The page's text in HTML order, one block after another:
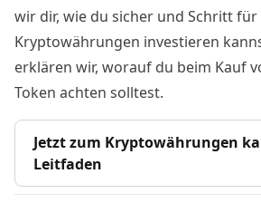
wir dir, wie du sicher und Schritt
Kryptowährungen investieren
erklären wir, worauf du beim Kauf
Token achten solltest.
Jetzt zum Kryptowährungen
Leitfaden